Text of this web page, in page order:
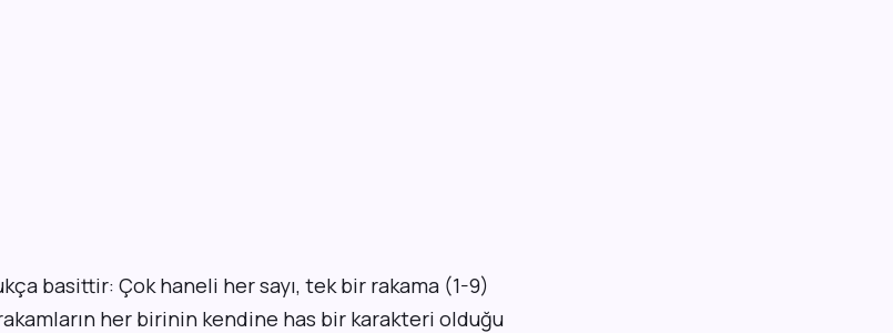
basittir: Çok haneli her sayı, tek bir rakama (1-9)
her birinin kendine has bir karakteri olduğu